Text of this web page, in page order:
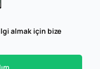
almak için bize